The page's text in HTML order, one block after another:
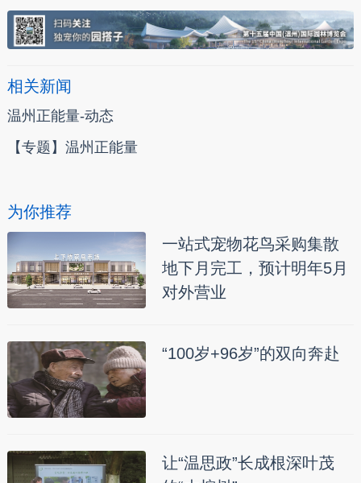
相关新闻
温州正能量-动态
【专题】温州正能量
为你推荐
一站式宠物花鸟采购集散
地下月完工，预计明年5月
对外营业
“100岁+96岁”的双向奔赴
让“温思政”长成根深叶茂